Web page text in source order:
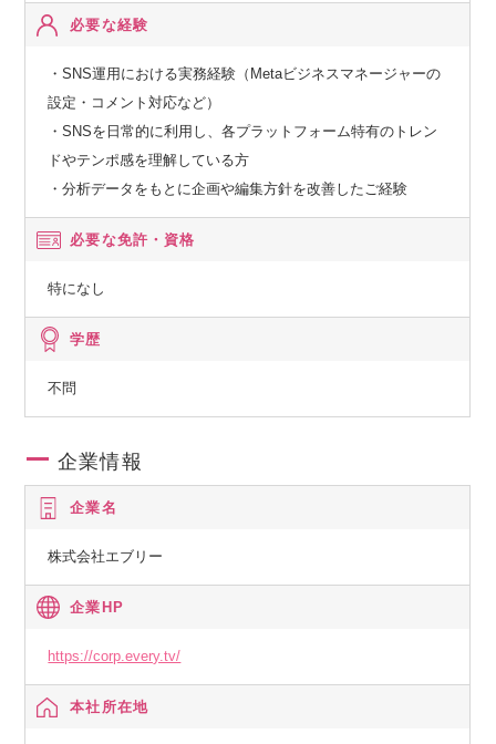
必要な経験
・SNS運用における実務経験（Metaビジネスマネージャーの
設定・コメント対応など）
・SNSを日常的に利用し、各プラットフォーム特有のトレン
ドやテンポ感を理解している方
・分析データをもとに企画や編集方針を改善したご経験
必要な免許・資格
特になし
学歴
不問
企業情報
企業名
株式会社エブリー
企業HP
https://corp.every.tv/
本社所在地